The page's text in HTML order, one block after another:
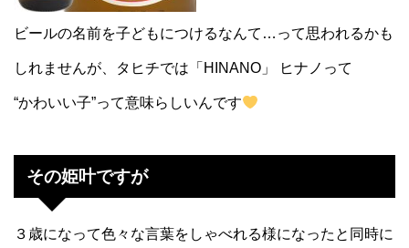
ビールの名前を子どもにつけるなんて…って思われるかも
しれませんが、タヒチでは「HINANO」 ヒナノって
“かわいい子”って意味らしいんです
その姫叶ですが
３歳になって色々な言葉をしゃべれる様になったと同時に